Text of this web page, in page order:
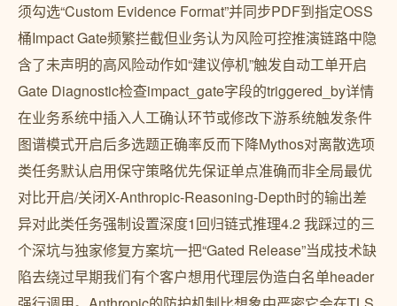
须勾选“Custom Evidence Format”并同步PDF到指定OSS
桶Impact Gate频繁拦截但业务认为风险可控推演链路中隐
含了未声明的高风险动作如“建议停机”触发自动工单开启
Gate Diagnostic检查impact_gate字段的triggered_by详情
在业务系统中插入人工确认环节或修改下游系统触发条件
图谱模式开启后多选题正确率反而下降Mythos对离散选项
类任务默认启用保守策略优先保证单点准确而非全局最优
对比开启/关闭X-Anthropic-Reasoning-Depth时的输出差
异对此类任务强制设置深度1回归链式推理4.2 我踩过的三
个深坑与独家修复方案坑一把“Gated Release”当成技术缺
陷去绕过早期我们有个客户想用代理层伪造白名单header